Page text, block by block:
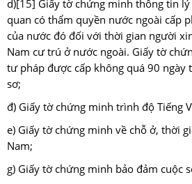
d)[15] Giấy tờ chứng minh thông tin
quan có thẩm quyền nước ngoài cấp
của nước đó đối với thời gian người
Nam cư trú ở nước ngoài. Giấy tờ
tư pháp được cấp không quá 90 ngày
sơ;
đ) Giấy tờ chứng minh trình độ Tiếng
e) Giấy tờ chứng minh về chỗ ở, thời
Nam;
g) Giấy tờ chứng minh bảo đảm cuộc